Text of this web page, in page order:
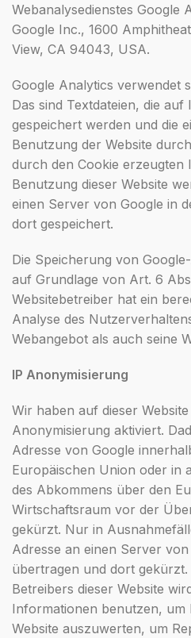
Webanalysedienstes Google
Google Inc., 1600
View, CA 94043, USA.
Google Analytics verwendet
Das sind Textdateien, die
gespeichert werden und die
Benutzung der Website
durch den Cookie
Benutzung dieser Website
einen Server von Google in
dort gespeichert.
Die Speicherung von
auf Grundlage von Art. 6
Websitebetreiber hat ein
Analyse des
Webangebot als auch seine
IP Anonymisierung
Wir haben auf dieser
Anonymisierung aktiviert.
Adresse von Google
Europäischen Union oder in
des Abkommens über den
Wirtschaftsraum vor der
gekürzt. Nur in
Adresse an einen Server
übertragen und dort
Betreibers dieser Website
Informationen benutzen, um
Website auszuwerten, um